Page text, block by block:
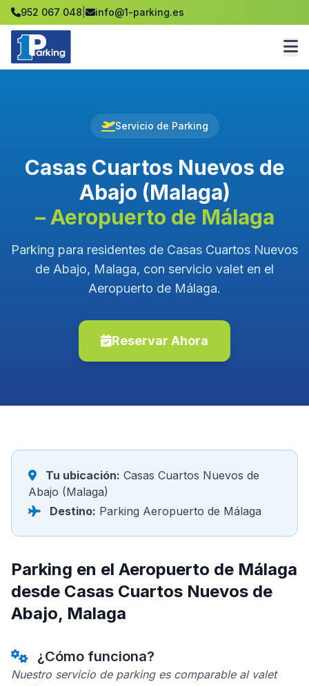
952 067 048 info@1-parking.es
Servicio de Parking
Casas Cuartos Nuevos de
Abajo (Malaga)
– Aeropuerto de Málaga
Parking para residentes de Casas Cuartos Nuevos
de Abajo, Malaga, con servicio valet en el
Aeropuerto de Málaga.
Reservar Ahora
Tu ubicación: Casas Cuartos Nuevos de
Abajo (Malaga)
Destino: Parking Aeropuerto de Málaga
Parking en el Aeropuerto de Málaga
desde Casas Cuartos Nuevos de
Abajo, Malaga
¿Cómo funciona?
Nuestro servicio de parking es comparable al valet